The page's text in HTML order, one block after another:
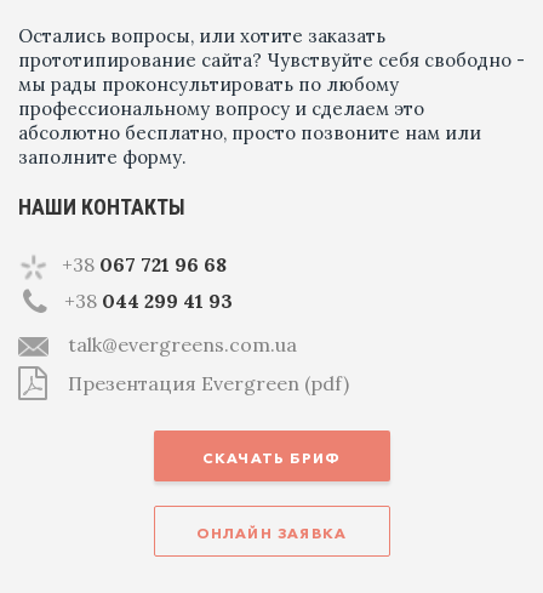
Остались вопросы, или хотите заказать
прототипирование сайта? Чувствуйте себя свободно -
мы рады проконсультировать по любому
профессиональному вопросу и сделаем это
абсолютно бесплатно, просто позвоните нам или
заполните форму.
НАШИ КОНТАКТЫ
+38 067 721 96 68
+38 044 299 41 93
talk@evergreens.com.ua
Презентация Evergreen (pdf)
СКАЧАТЬ БРИФ
ОНЛАЙН ЗАЯВКА